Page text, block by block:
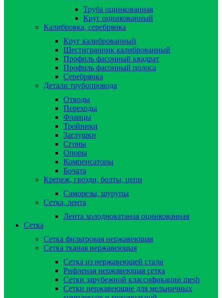
Труба оцинкованная
Круг оцинкованный
Калибровка, серебрянка
Круг калиброванный
Шестигранник калиброванный
Профиль фасонный квадрат
Профиль фасонный полоса
Серебрянка
Детали трубопровода
Отводы
Переходы
Фланцы
Тройники
Заглушки
Сгоны
Опоры
Компенсаторы
Бочата
Крепеж, гвозди, болты, цепи
Саморезы, шурупы
Сетка, лента
Лента холоднокатаная оцинкованная
Сетка
Сетка фильтровая нержавеющая
Сетка тканая нержавеющая
Сетка из нержавеющей стали
Рифленая нержавеющая сетка
Сетки зарубежной классификации mesh
Сетки нержавеющие для мельничных